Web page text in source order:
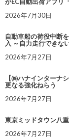
2026年7月30日
自動車船の荷役中断
入 ～自力走行できな
2026年7月27日
【㈱ハナインターナ
更なる強化ねらう
2026年7月27日
東京ミッドタウン八
2026年7月27日